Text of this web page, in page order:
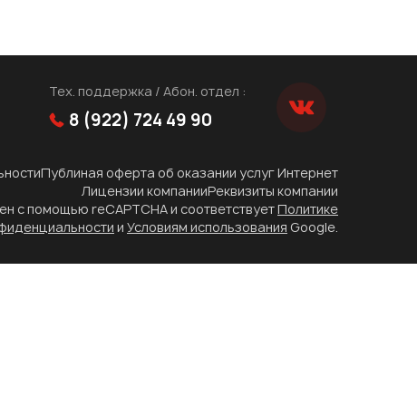
Тех. поддержка / Абон. отдел :
8 (922) 724 49 90
Публиная оферта об оказании услуг Интернет
Лицензии компанииРеквизиты компании
с помощью reCAPTCHA и соответствуетПолитике
и Условиям использования Google.